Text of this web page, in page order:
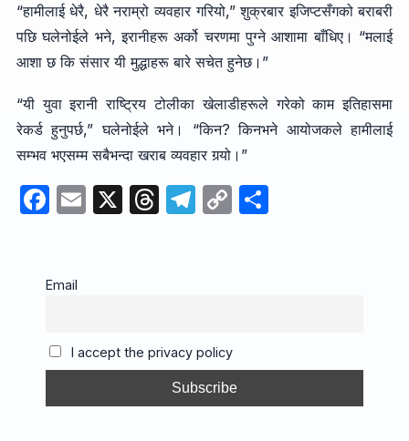
“हामीलाई धेरै, धेरै नराम्रो व्यवहार गरियो,” शुक्रबार इजिप्टसँगको बराबरी
पछि घलेनोईले भने, इरानीहरू अर्को चरणमा पुग्ने आशामा बाँधिए। “मलाई
आशा छ कि संसार यी मुद्धाहरू बारे सचेत हुनेछ।”
“यी युवा इरानी राष्ट्रिय टोलीका खेलाडीहरूले गरेको काम इतिहासमा
रेकर्ड हुनुपर्छ,” घलेनोईले भने। “किन? किनभने आयोजकले हामीलाई
सम्भव भएसम्म सबैभन्दा खराब व्यवहार गर्‍यो।”
F
e
o
o
k
E X T
s
T
m
C
n
k
S
Email
I accept the privacy policy